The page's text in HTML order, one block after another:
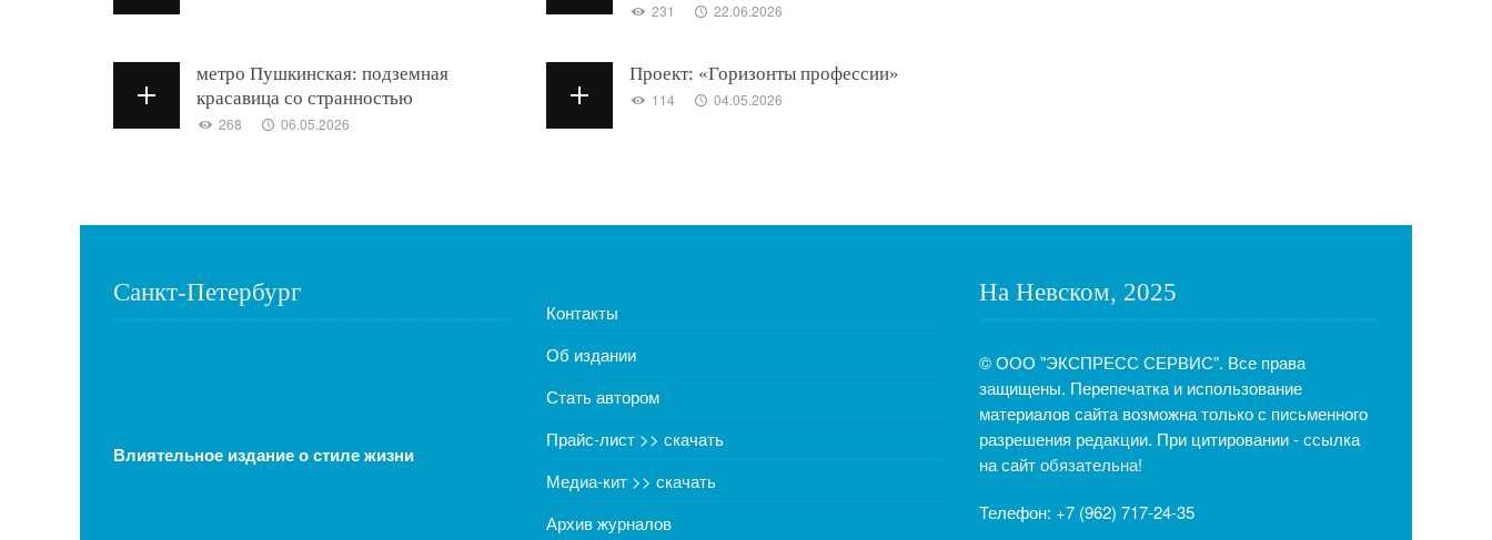
231 22.06.2026
метро Пушкинская: подземная
красавица со странностью
268 06.05.2026
Проект: «Горизонты профессии»
114 04.05.2026
Санкт-Петербург
Влиятельное издание о стиле жизни
Контакты
Об издании
Стать автором
Прайс-лист >> скачать
Медиа-кит >> скачать
Архив журналов
На Невском, 2025
© ООО "ЭКСПРЕСС СЕРВИС". Все права
защищены. Перепечатка и использование
материалов сайта возможна только с письменного
разрешения редакции. При цитировании - ссылка
на сайтобязательна!
Телефон: +7 (962) 717-24-35